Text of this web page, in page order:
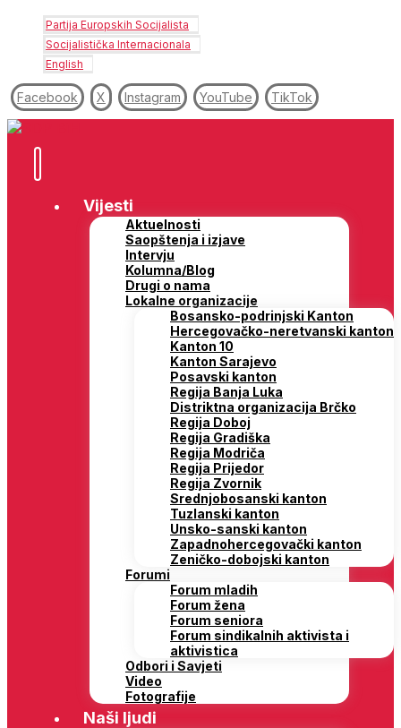
Partija Europskih Socijalista
Socijalistička Internacionala
English
Facebook X Instagram YouTube TikTok
Vijesti
Aktuelnosti
Saopštenja i izjave
Intervju
Kolumna/Blog
Drugi o nama
Lokalne organizacije
Bosansko-podrinjski Kanton
Hercegovačko-neretvanski kanton
Kanton 10
Kanton Sarajevo
Posavski kanton
Regija Banja Luka
Distriktna organizacija Brčko
Regija Doboj
Regija Gradiška
Regija Modriča
Regija Prijedor
Regija Zvornik
Srednjobosanski kanton
Tuzlanski kanton
Unsko-sanski kanton
Zapadnohercegovački kanton
Zeničko-dobojski kanton
Forumi
Forum mladih
Forum žena
Forum seniora
Forum sindikalnih aktivista i
aktivistica
Odbori i Savjeti
Video
Fotografije
Naši ljudi